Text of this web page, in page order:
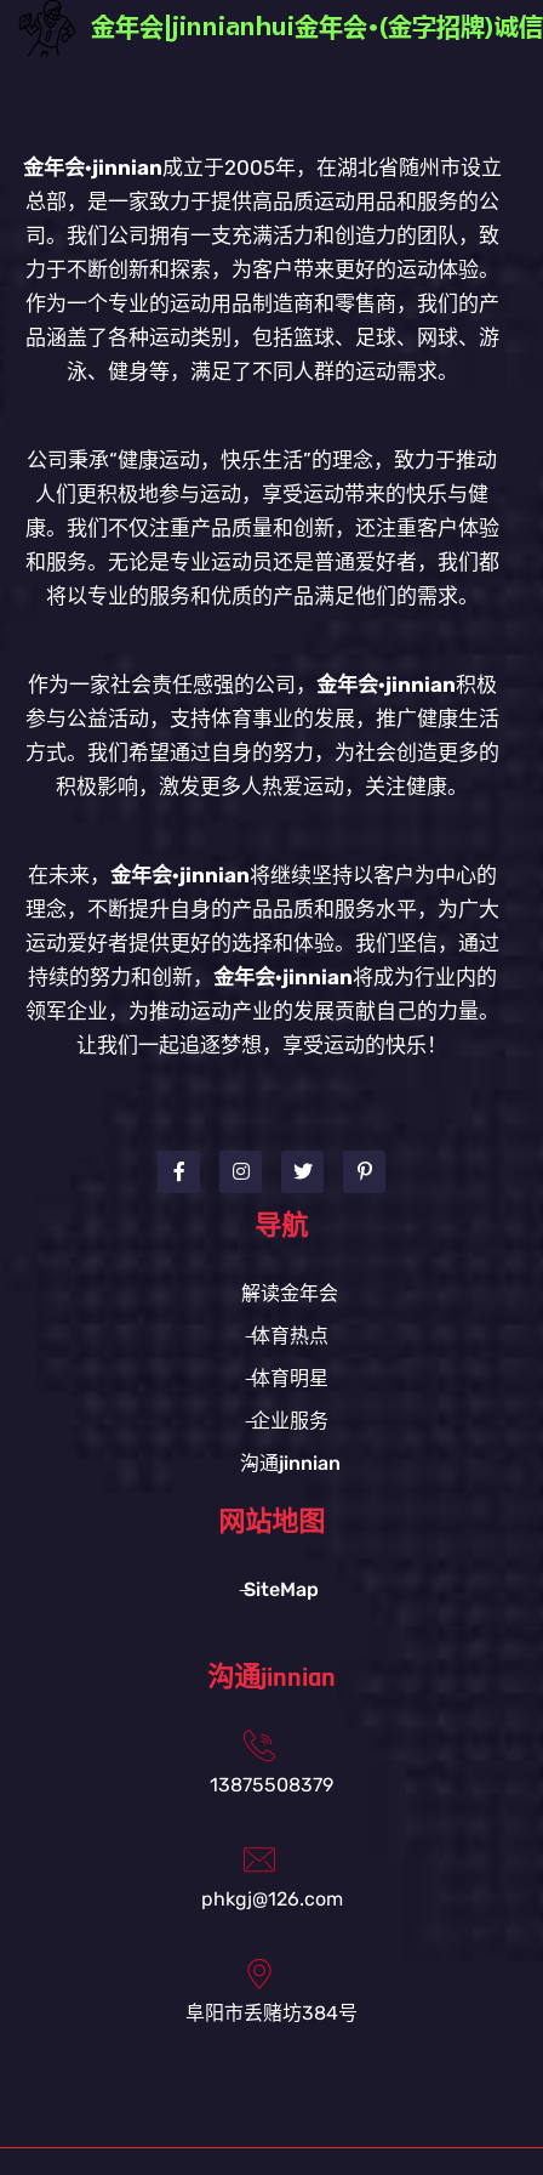
金年会·jinnian成立于2005年，在湖北省随州市设立
总部，是一家致力于提供高品质运动用品和服务的公
司。我们公司拥有一支充满活力和创造力的团队，致
力于不断创新和探索，为客户带来更好的运动体验。
作为一个专业的运动用品制造商和零售商，我们的产
品涵盖了各种运动类别，包括篮球、足球、网球、游
泳、健身等，满足了不同人群的运动需求。
公司秉承“健康运动，快乐生活”的理念，致力于推动
人们更积极地参与运动，享受运动带来的快乐与健
康。我们不仅注重产品质量和创新，还注重客户体验
和服务。无论是专业运动员还是普通爱好者，我们都
将以专业的服务和优质的产品满足他们的需求。
作为一家社会责任感强的公司， 金年会·jinnian积极
参与公益活动，支持体育事业的发展，推广健康生活
方式。我们希望通过自身的努力，为社会创造更多的
积极影响，激发更多人热爱运动，关注健康。
在未来， 金年会·jinnian将继续坚持以客户为中心的
理念，不断提升自身的产品品质和服务水平，为广大
运动爱好者提供更好的选择和体验。我们坚信，通过
持续的努力和创新， 金年会·jinnian将成为行业内的
领军企业，为推动运动产业的发展贡献自己的力量。
让我们一起追逐梦想，享受运动的快乐！
导航
解读金年会
体育热点
体育明星
企业服务
沟通jinnian
网站地图
SiteMap
沟通jinnian
13875508379
phkgj@126.com
阜阳市丢赌坊384号